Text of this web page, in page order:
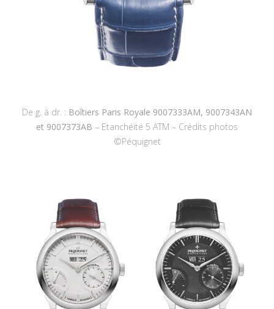
De g. à dr. : Boîtiers Paris Royale 9007333AM, 9007343AN
et 9007373AB – Etanchéité 5 ATM – Crédits photos
©Péquignet